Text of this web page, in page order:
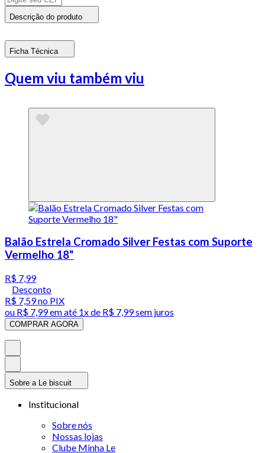
Descrição do produto
Ficha Técnica
Quem viu também viu
Balão Estrela Cromado Silver Festas com Suporte
Vermelho 18"
R$ 7,99
Desconto
R$ 7,59no PIX
ou R$ 7,99em até 1x de R$ 7,99sem juros
COMPRAR AGORA
Sobre a Le biscuit
Institucional
Sobre nós
Nossas lojas
Clube Minha Le